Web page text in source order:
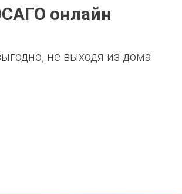
онлайн
не выходя из дома